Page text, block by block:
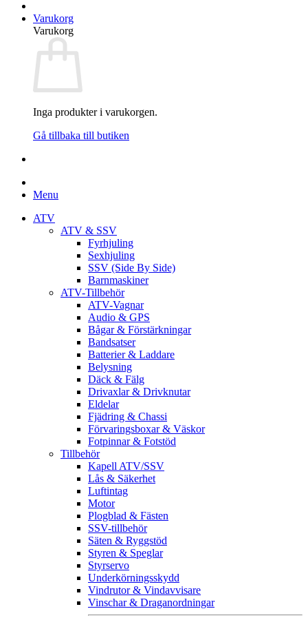
Varukorg
Varukorg
Inga produkter i varukorgen.
Gå tillbaka till butiken
Menu
ATV
ATV & SSV
Fyrhjuling
Sexhjuling
SSV (Side By Side)
Barnmaskiner
ATV-Tillbehör
ATV-Vagnar
Audio & GPS
Bågar & Förstärkningar
Bandsatser
Batterier & Laddare
Belysning
Däck & Fälg
Drivaxlar & Drivknutar
Eldelar
Fjädring & Chassi
Förvaringsboxar & Väskor
Fotpinnar & Fotstöd
Tillbehör
Kapell ATV/SSV
Lås & Säkerhet
Luftintag
Motor
Plogblad & Fästen
SSV-tillbehör
Säten & Ryggstöd
Styren & Speglar
Styrservo
Underkörningsskydd
Vindrutor & Vindavvisare
Vinschar & Draganordningar